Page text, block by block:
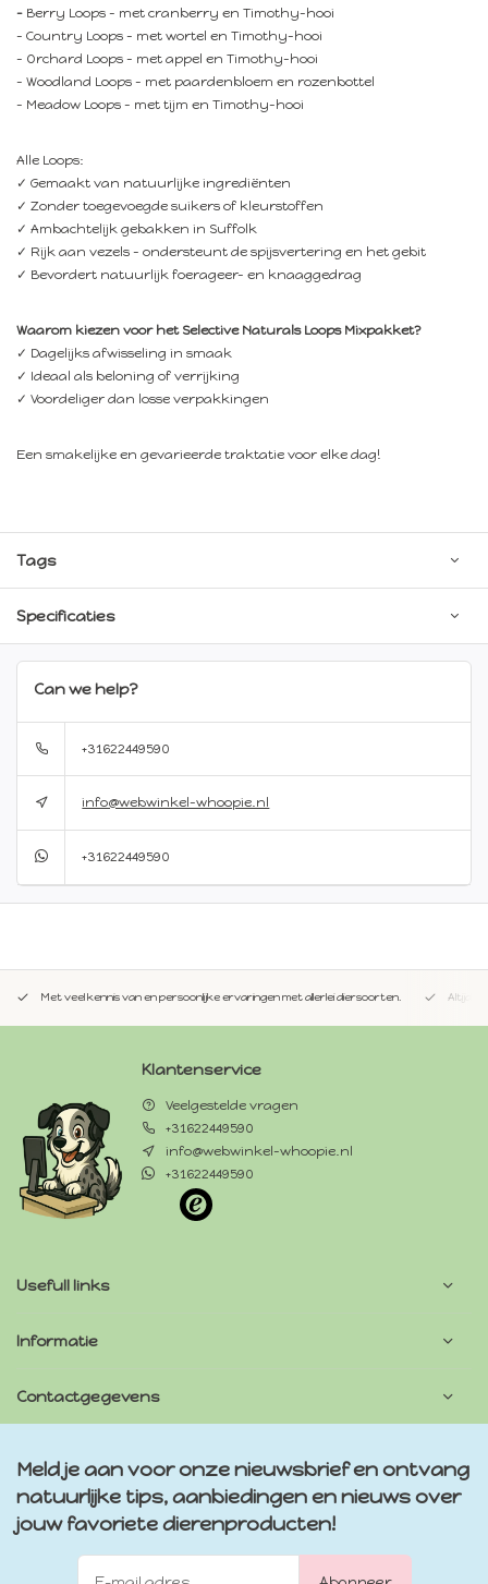
- Berry Loops – met cranberry en Timothy-hooi
- Country Loops – met wortel en Timothy-hooi
- Orchard Loops – met appel en Timothy-hooi
- Woodland Loops – met paardenbloem en rozenbottel
- Meadow Loops – met tijm en Timothy-hooi
Alle Loops:
✓ Gemaakt van natuurlijke ingrediënten
✓ Zonder toegevoegde suikers of kleurstoffen
✓ Ambachtelijk gebakken in Suffolk
✓ Rijk aan vezels – ondersteunt de spijsvertering en het gebit
✓ Bevordert natuurlijk foerageer- en knaaggedrag
Waarom kiezen voor het Selective Naturals Loops Mixpakket?
✓ Dagelijks afwisseling in smaak
✓ Ideaal als beloning of verrijking
✓ Voordeliger dan losse verpakkingen
Een smakelijke en gevarieerde traktatie voor elke dag!
Tags
Specificaties
Can we help?
+31622449590
info@webwinkel-whoopie.nl
+31622449590
Met veel kennis van en persoonlijke ervaringen met allerlei diersoorten. Altijd
Klantenservice
Veelgestelde vragen
+31622449590
info@webwinkel-whoopie.nl
+31622449590
Usefull links
Informatie
Contactgegevens
Meld je aan voor onze nieuwsbrief en ontvang
natuurlijke tips, aanbiedingen en nieuws over
jouw favoriete dierenproducten!